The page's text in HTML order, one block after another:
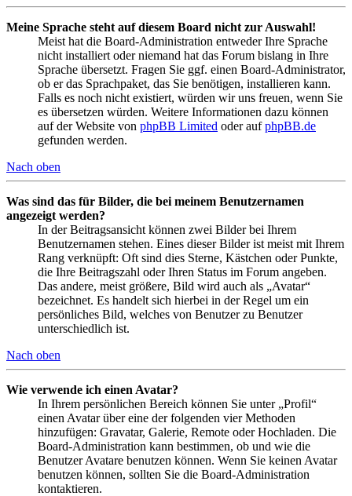
Meine Sprache steht auf diesem Board nicht zur Auswahl!
Meist hat die Board-Administration entweder Ihre Sprache
nicht installiert oder niemand hat das Forum bislang in Ihre
Sprache übersetzt. Fragen Sie ggf. einen Board-Administrator,
ob er das Sprachpaket, das Sie benötigen, installieren kann.
Falls es noch nicht existiert, würden wir uns freuen, wenn Sie
es übersetzen würden. Weitere Informationen dazu können
auf der Website von phpBB Limited oder aufphpBB.de
gefunden werden.
Nach oben
Was sind das für Bilder, die bei meinem Benutzernamen
angezeigt werden?
In der Beitragsansicht können zwei Bilder bei Ihrem
Benutzernamen stehen. Eines dieser Bilder ist meist mit Ihrem
Rang verknüpft: Oft sind dies Sterne, Kästchen oder Punkte,
die Ihre Beitragszahl oder Ihren Status im Forum angeben.
Das andere, meist größere, Bild wird auch als „Avatar“
bezeichnet. Es handelt sich hierbei in der Regel um ein
persönliches Bild, welches von Benutzer zu Benutzer
unterschiedlich ist.
Nach oben
Wie verwende ich einen Avatar?
In Ihrem persönlichen Bereich können Sie unter „Profil“
einen Avatar über eine der folgenden vier Methoden
hinzufügen: Gravatar, Galerie, Remote oder Hochladen. Die
Board-Administration kann bestimmen, ob und wie die
Benutzer Avatare benutzen können. Wenn Sie keinen Avatar
benutzen können, sollten Sie die Board-Administration
kontaktieren.